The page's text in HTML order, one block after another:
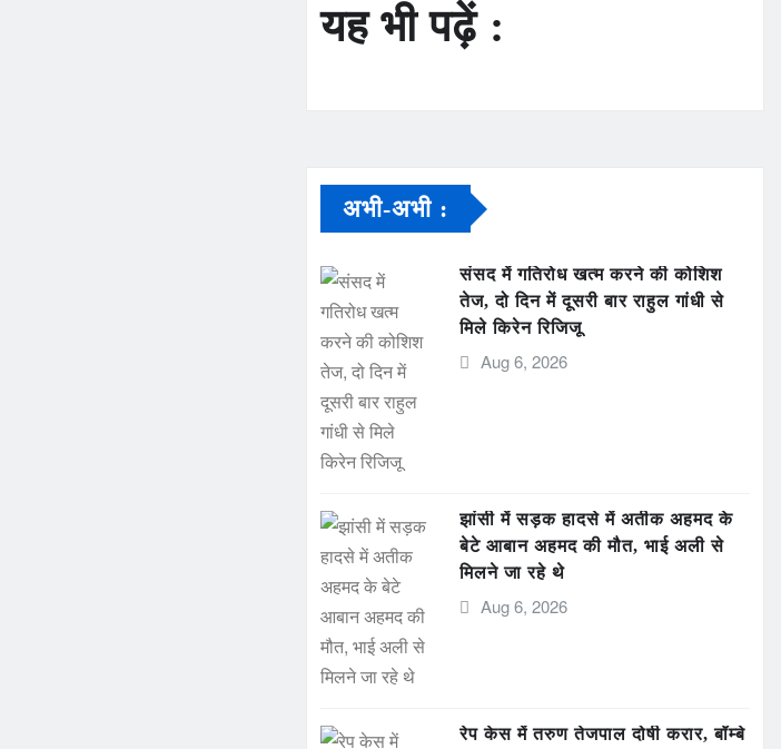
यह भी पढ़ें :
अभी-अभी :
संसद में गतिरोध खत्म करने की कोशिश
तेज, दो दिन में दूसरी बार राहुल गांधी से
मिले किरेन रिजिजू
Aug 6, 2026
झांसी में सड़क हादसे में अतीक अहमद के
बेटे आबान अहमद की मौत, भाई अली से
मिलने जा रहे थे
Aug 6, 2026
रेप केस में तरुण तेजपाल दोषी करार, बॉम्बे